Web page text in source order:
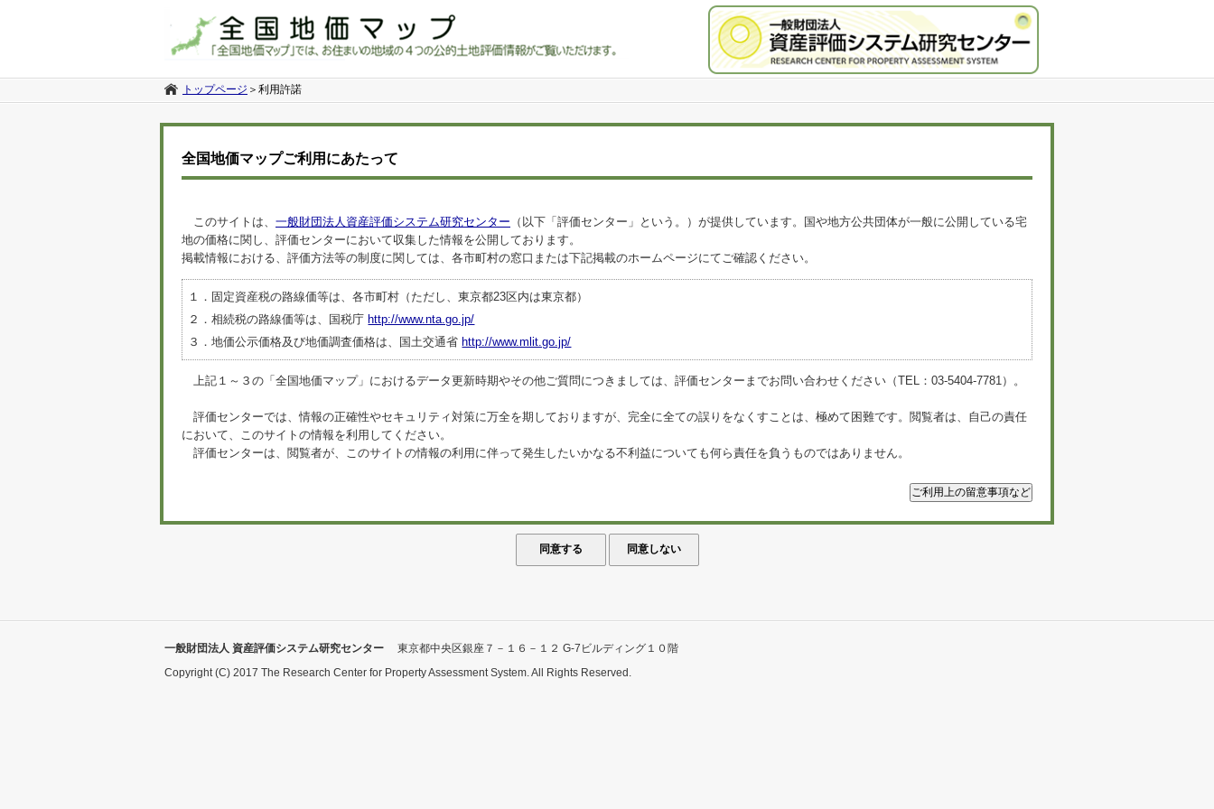
トップページ ＞ 利用許諾
全国地価マップご利用にあたって
このサイトは、 一般財団法人資産評価システム研究センター （以下「評価センター」という。）が提供しています。国や地方公共団体が一般に公開している宅
地の価格に関し、評価センターにおいて収集した情報を公開しております。
掲載情報における、評価方法等の制度に関しては、各市町村の窓口または下記掲載のホームページにてご確認ください。
１．固定資産税の路線価等は、各市町村（ただし、東京都23区内は東京都）
２．相続税の路線価等は、国税庁 http://www.nta.go.jp/
３．地価公示価格及び地価調査価格は、国土交通省 http://www.mlit.go.jp/
上記１～３の「全国地価マップ」におけるデータ更新時期やその他ご質問につきましては、評価センターまでお問い合わせください（TEL：03-5404-7781）。
評価センターでは、情報の正確性やセキュリティ対策に万全を期しておりますが、完全に全ての誤りをなくすことは、極めて困難です。閲覧者は、自己の責任
において、このサイトの情報を利用してください。
評価センターは、閲覧者が、このサイトの情報の利用に伴って発生したいかなる不利益についても何ら責任を負うものではありません。
一般財団法人 資産評価システム研究センター
東京都中央区銀座７－１６－１２ G-7ビルディング１０階
Copyright (C) 2017 The Research Center for Property Assessment System. All Rights Reserved.